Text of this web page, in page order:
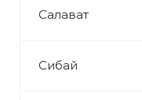
Салават
Сибай